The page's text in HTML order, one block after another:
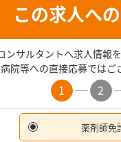
この求人へ
ンサルタントへ求人情報
病院等への直接応募ではご
1 2
薬剤師免